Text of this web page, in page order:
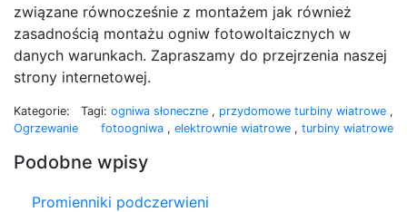
związane równocześnie z montażem jak również
zasadnością montażu ogniw fotowoltaicznych w
danych warunkach. Zapraszamy do przejrzenia naszej
strony internetowej.
Kategorie:
Ogrzewanie
Tagi: ogniwa słoneczne , przydomowe turbiny wiatrowe ,
fotoogniwa , elektrownie wiatrowe , turbiny wiatrowe
Podobne wpisy
Promienniki podczerwieni